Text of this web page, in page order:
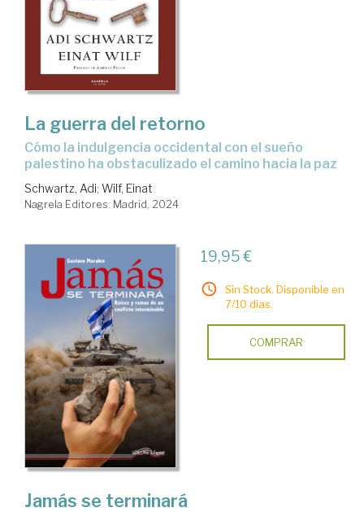
La guerra del retorno
cómo la indulgencia occidental con el sueño
palestino ha obstaculizado el camino hacia la paz
Schwartz, Adi; Wilf, Einat
Nagrela Editores. Madrid, 2024
19,95 €
Sin Stock. Disponible en
7/10 días.
COMPRAR
Jamás se terminará